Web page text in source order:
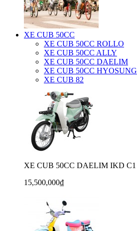
XE CUB 50CC
XE CUB 50CC ROLLO
XE CUB 50CC ALLY
XE CUB 50CC DAELIM
XE CUB 50CC HYOSUNG
XE CUB 82
XE CUB 50CC DAELIM IKD C1
15,500,000₫